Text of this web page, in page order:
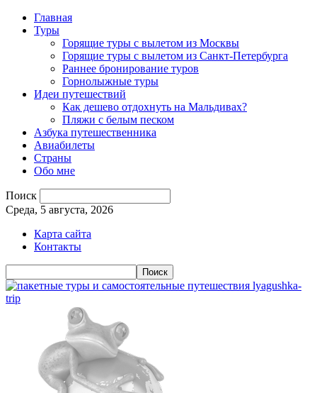
Главная
Туры
Горящие туры с вылетом из Москвы
Горящие туры с вылетом из Санкт-Петербурга
Раннее бронирование туров
Горнолыжные туры
Идеи путешествий
Как дешево отдохнуть на Мальдивах?
Пляжи с белым песком
Азбука путешественника
Авиабилеты
Страны
Обо мне
Поиск
Среда, 5 августа, 2026
Карта сайта
Контакты
lyagushka-
trip